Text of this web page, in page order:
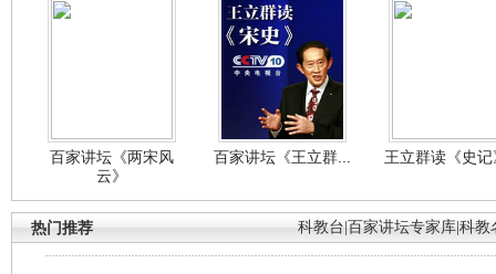
百家讲坛《两宋风
云》
百家讲坛《王立群... 王立群读《史
科教台 百家讲坛专家库 科教
热门推荐